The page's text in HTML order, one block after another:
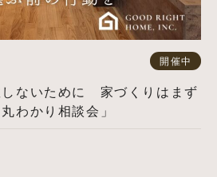
ないために 家づくりはまず
わかり相談会」
開催中